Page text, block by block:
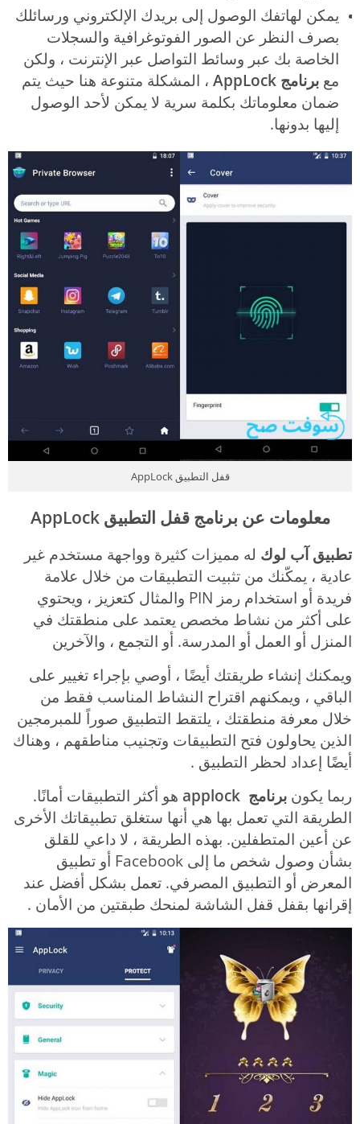
يمكن لهاتفك الوصول إلى بريدك الإلكتروني ورسائلك
بصرف النظر عن الصور الفوتوغرافية والسجلات
الخاصة بك عبر وسائط التواصل عبر الإنترنت ، ولكن
مع برنامج AppLock
، المشكلة متنوعة هنا حيث يتم
ضمان معلوماتك بكلمة سرية لا يمكن لأحد الوصول
إليها بدونها.
قفل التطبيق AppLock
معلومات عن برنامج قفل التطبيق AppLock
تطبيق آب لوك له مميزات كثيرة وواجهة مستخدم غير
عادية ، يمكّنك من تثبيت التطبيقات من خلال علامة
فريدة أو استخدام رمز PIN والمثال كتعزيز ، ويحتوي
على أكثر من نشاط مخصص يعتمد على منطقتك في
المنزل أو العمل أو المدرسة. أو التجمع ، والآخرين
ويمكنك إنشاء طريقتك أيضًا ، أوصي بإجراء تغيير على
الباقي ، ويمكنهم اقتراح النشاط المناسب فقط من
خلال معرفة منطقتك ، يلتقط التطبيق صوراً للمبرمجين
الذين يحاولون فتح التطبيقات وتجنيب مناطقهم ، وهناك
أيضًا إعداد لحظر التطبيق .
ربما يكون برنامج applock
هو أكثر التطبيقات أمانًا.
الطريقة التي تعمل بها هي أنها ستغلق تطبيقاتك الأخرى
عن أعين المتطفلين. بهذه الطريقة ، لا داعي للقلق
بشأن وصول شخص ما إلى Facebook أو تطبيق
المعرض أو التطبيق المصرفي. تعمل بشكل أفضل عند
إقرانها بقفل قفل الشاشة لمنحك طبقتين من الأمان .